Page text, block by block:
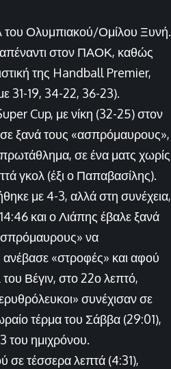
του Ολυμπιακού/Ομίλου Ξυνή.
απέναντι στον ΠΑΟΚ, καθώς
της Handball Premier,
31-19, 34-22, 36-23).
Cup, με νίκη (32-25) στον
ξανά τους «ασπρόμαυρους»,
σε ένα ματς χωρίς
γκολ (έξι ο Παπαβασίλης).
με 4-3, αλλά στη συνέχεια,
και ο Λιάπης έβαλε ξανά
να
«στροφές» και αφού
Βέγιν, στο 22ο λεπτό,
συνέχισαν σε
τέρμα του Σάββα (29:01),
του ημιχρόνου.
σε τέσσερα λεπτά (4:31),